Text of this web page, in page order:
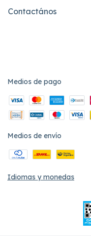
Contactános
Medios de pago
Medios de envío
Idiomas y monedas